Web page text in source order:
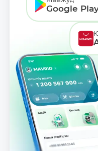
Google